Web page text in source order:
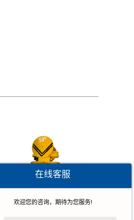
在线客服
欢迎您的咨询，期待为您服务!